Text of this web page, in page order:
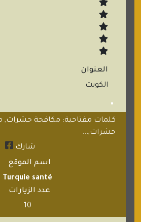
العنوان
الكويت
كلمات مفتاحية: مكافحة حشرات,
حشرات,...
شارك
اسم الموقع
Turquie santé
عدد الزيارات
10